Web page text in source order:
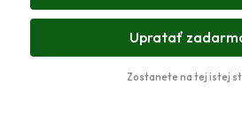
Upratať
Zostanete na tej istej